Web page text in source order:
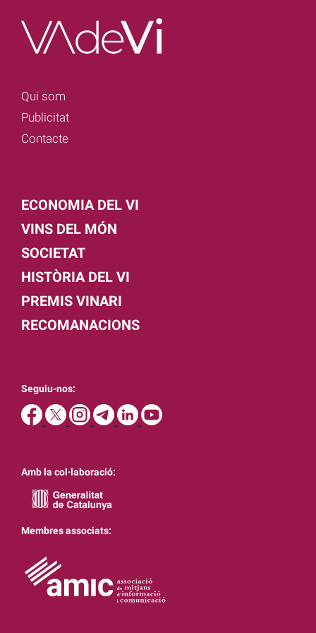
Qui som
Publicitat
Contacte
ECONOMIA DEL VI
VINS DEL MÓN
SOCIETAT
HISTÒRIA DEL VI
PREMIS VINARI
RECOMANACIONS
Seguiu-nos:
Amb la col·laboració:
Membres associats: